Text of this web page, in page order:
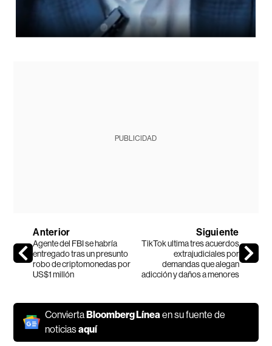
PUBLICIDAD
Anterior
Agente del FBI se habría
entregado tras un presunto
robo de criptomonedas por
US$1 millón
Siguiente
TikTok ultima tres acuerdos
extrajudiciales por
demandas que alegan
adicción y daños a menores
ConviertaBloomberg Línea en su fuente de
noticiasaquí